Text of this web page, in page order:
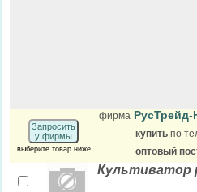
Запросить
у фирмы
выберите товар ниже
фирма
купить по
оптовый
Культиватор